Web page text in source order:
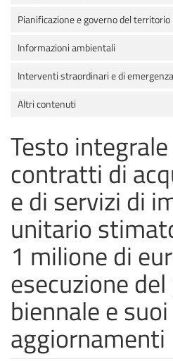
Pianificazione e governo del territorio
Informazioni ambientali
Interventi straordinari e di emergenza
Altri contenuti
Testo
contratti di
e di servizi di
unitario
1 milione di
esecuzione
biennale e suoi
aggiornamenti